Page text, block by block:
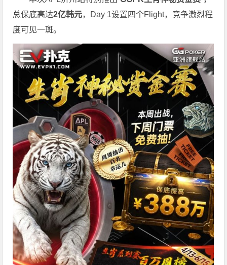
总保底高达2亿韩元，Day 1设置四个Flight，竞争激烈程
度可见一斑。